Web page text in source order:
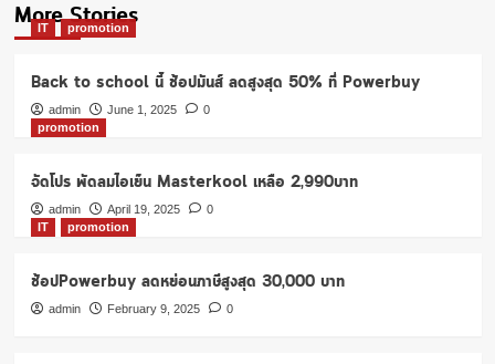
More Stories
IT promotion
Back to school นี้ ช้อปมันส์ ลดสูงสุด 50% ที่ Powerbuy
admin June 1, 2025
0
promotion
จัดโปร พัดลมไอเย็น Masterkool เหลือ 2,990บาท
admin April 19, 2025
0
IT
promotion
ช้อปPowerbuy ลดหย่อนภาษีสูงสุด 30,000 บาท
admin February 9, 2025 0